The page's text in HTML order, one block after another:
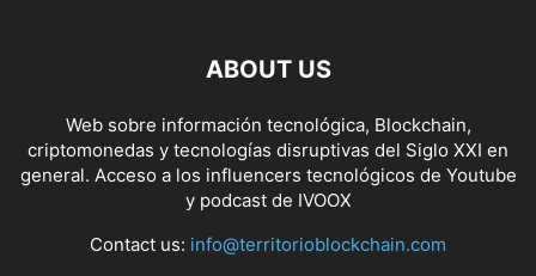
ABOUT US
Web sobre información tecnológica, Blockchain,
criptomonedas y tecnologías disruptivas del Siglo XXI en
general. Acceso a los influencers tecnológicos de Youtube
y podcast de IVOOX
Contact us: info@territorioblockchain.com